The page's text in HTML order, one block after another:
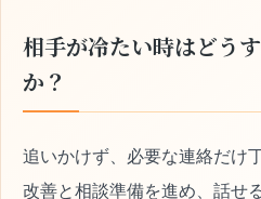
相手が冷たい時はどう
か？
追いかけず、必要な連絡だけ
改善と相談準備を進め、話せ